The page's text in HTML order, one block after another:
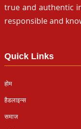
true and authentic
responsible and
Quick Links
होम
हैडलाइन्स
समाज